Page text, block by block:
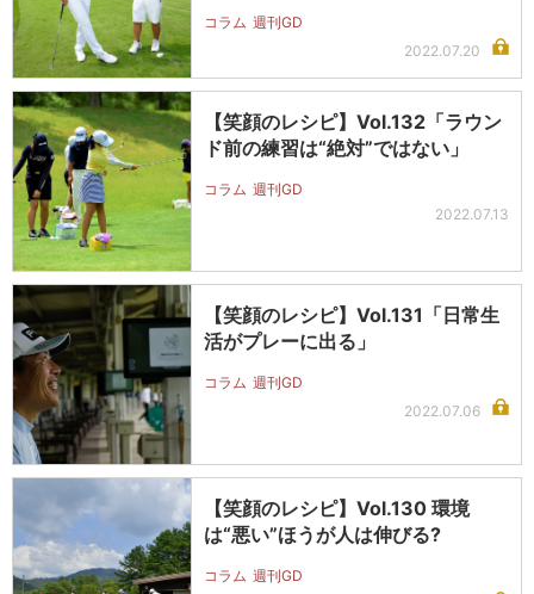
コラム 週刊GD
2022.07.20
【笑顔のレシピ】Vol.132「ラウン
ド前の練習は“絶対”ではない」
コラム 週刊GD
2022.07.13
【笑顔のレシピ】Vol.131「日常生
活がプレーに出る」
コラム 週刊GD
2022.07.06
【笑顔のレシピ】Vol.130 環境
は“悪い”ほうが人は伸びる?
コラム 週刊GD